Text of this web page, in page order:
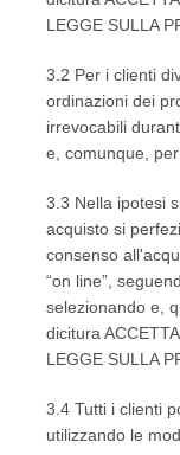
LEGGE SULLA
3.2 Per i clienti
ordinazioni dei
irrevocabili
e, comunque,
3.3 Nella ipotesi
acquisto si
consenso
“on line”,
selezionando e,
dicitura
LEGGE SULLA
3.4 Tutti i clienti
utilizzando le